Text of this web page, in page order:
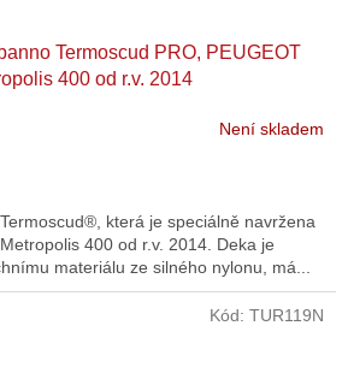
Termoscud PRO, PEUGEOT
400 od r.v. 2014
Není skladem
která je speciálně navržena
400 od r.v. 2014. Deka je
materiálu ze silného nylonu, má...
Kód: TUR119N